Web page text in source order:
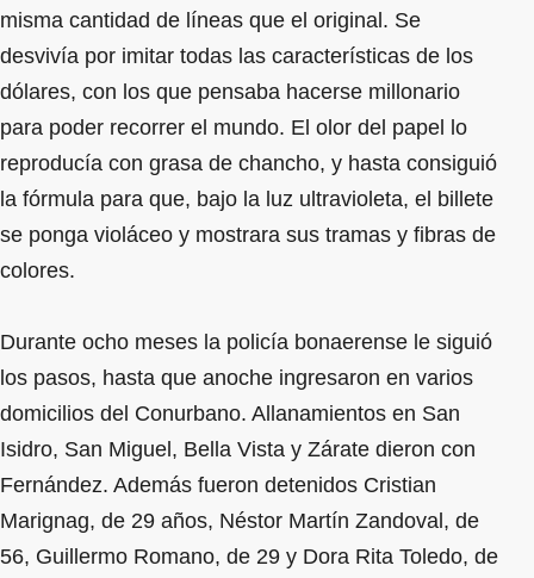
misma cantidad de líneas que el original. Se
desvivía por imitar todas las características de los
dólares, con los que pensaba hacerse millonario
para poder recorrer el mundo. El olor del papel lo
reproducía con grasa de chancho, y hasta consiguió
la fórmula para que, bajo la luz ultravioleta, el billete
se ponga violáceo y mostrara sus tramas y fibras de
colores.
Durante ocho meses la policía bonaerense le siguió
los pasos, hasta que anoche ingresaron en varios
domicilios del Conurbano. Allanamientos en San
Isidro, San Miguel, Bella Vista y Zárate dieron con
Fernández. Además fueron detenidos Cristian
Marignag, de 29 años, Néstor Martín Zandoval, de
56, Guillermo Romano, de 29 y Dora Rita Toledo, de